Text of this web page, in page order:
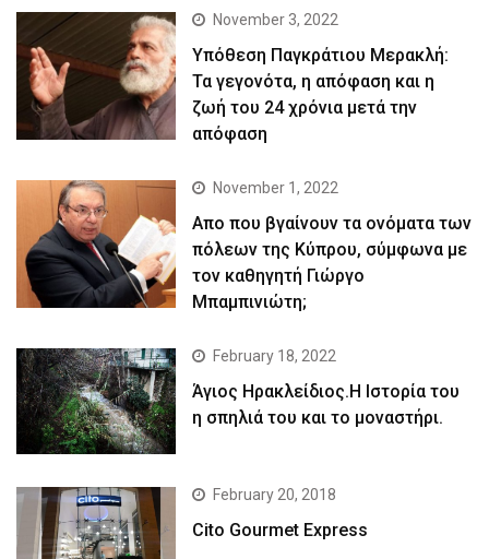
November 3, 2022
Yπόθεση Παγκράτιου Μερακλή:
Τα γεγονότα, η απόφαση και η
ζωή του 24 χρόνια μετά την
απόφαση
November 1, 2022
Απο που βγαίνουν τα ονόματα των
πόλεων της Κύπρου, σύμφωνα με
τον καθηγητή Γιώργο
Μπαμπινιώτη;
February 18, 2022
Άγιος Ηρακλείδιος.Η Ιστορία του
η σπηλιά του και το μοναστήρι.
February 20, 2018
Cito Gourmet Express